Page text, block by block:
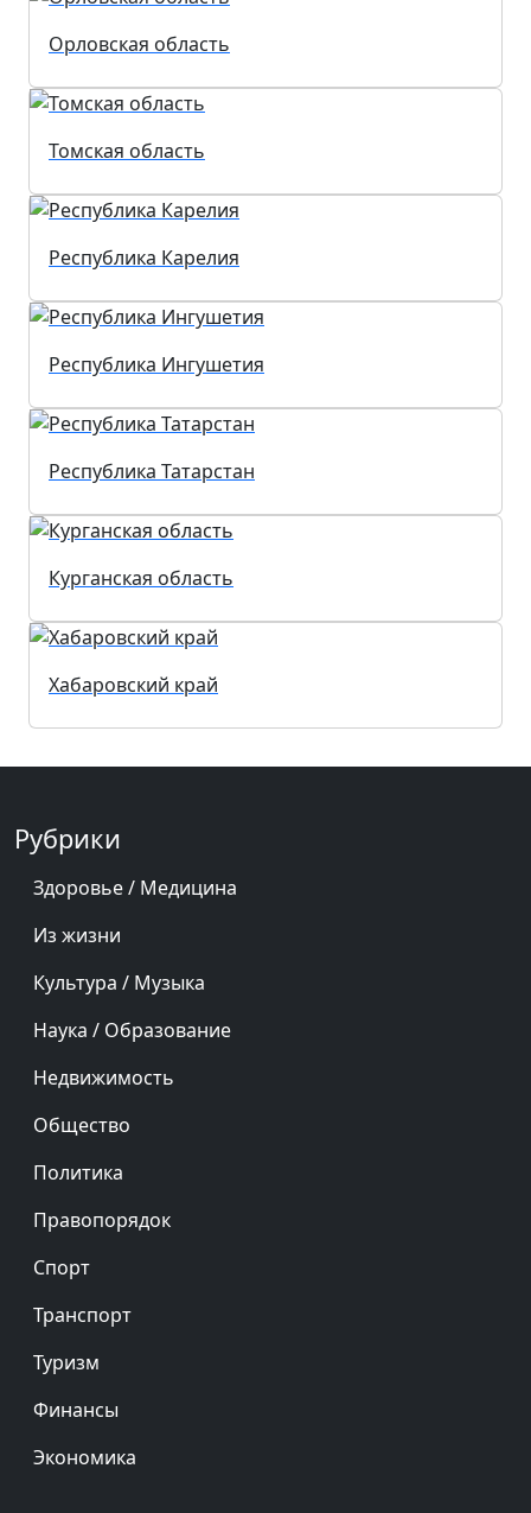
Орловская область
Томская область
Республика Карелия
Республика Ингушетия
Республика Татарстан
Курганская область
Хабаровский край
Рубрики
Здоровье / Медицина
Из жизни
Культура / Музыка
Наука / Образование
Недвижимость
Общество
Политика
Правопорядок
Спорт
Транспорт
Туризм
Финансы
Экономика